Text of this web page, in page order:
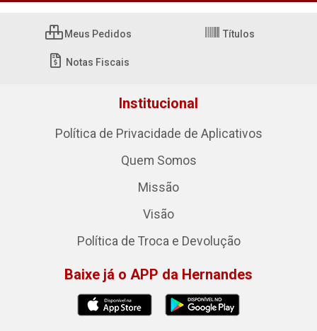
Meus Pedidos Títulos
Notas Fiscais
Institucional
Política de Privacidade de Aplicativos
Quem Somos
Missão
Visão
Política de Troca e Devolução
Baixe já o APP da Hernandes